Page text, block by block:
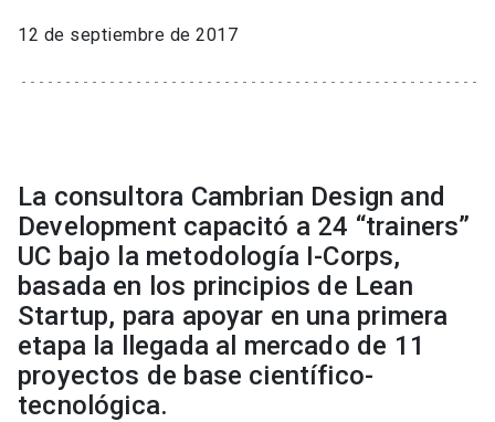
12 de septiembre de 2017
La consultora Cambrian Design and
Development capacitó a 24 “trainers”
UC bajo la metodología I-Corps,
basada en los principios de Lean
Startup, para apoyar en una primera
etapa la llegada al mercado de 11
proyectos de base científico-
tecnológica.